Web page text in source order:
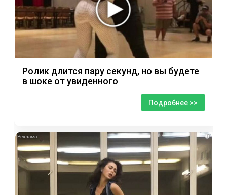
Ролик длится пару секунд, но вы будете
в шоке от увиденного
Подробнее >>
i